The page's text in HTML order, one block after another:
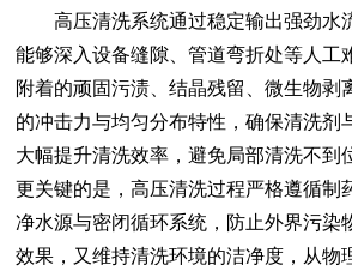
高压清洗系统通过稳定输出强劲水
能够深入设备缝隙、管道弯折处等人工
附着的顽固污渍、结晶残留、微生物剥
的冲击力与均匀分布特性，确保清洗剂
大幅提升清洗效率，避免局部清洗不到
更关键的是，高压清洗过程严格遵循制
净水源与密闭循环系统，防止外界污染
效果，又维持清洗环境的洁净度，从物